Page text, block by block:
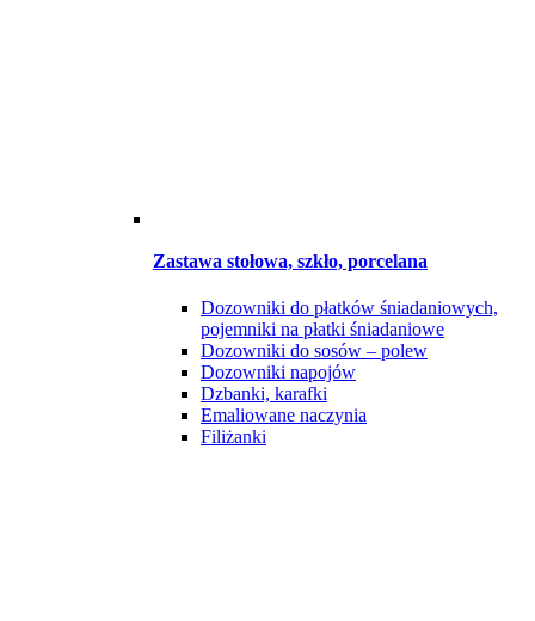
Zastawa stołowa, szkło, porcelana
Dozowniki do płatków śniadaniowych,
pojemniki na płatki śniadaniowe
Dozowniki do sosów – polew
Dozowniki napojów
Dzbanki, karafki
Emaliowane naczynia
Filiżanki